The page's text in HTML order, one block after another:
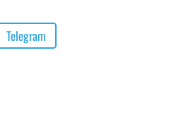
Telegram